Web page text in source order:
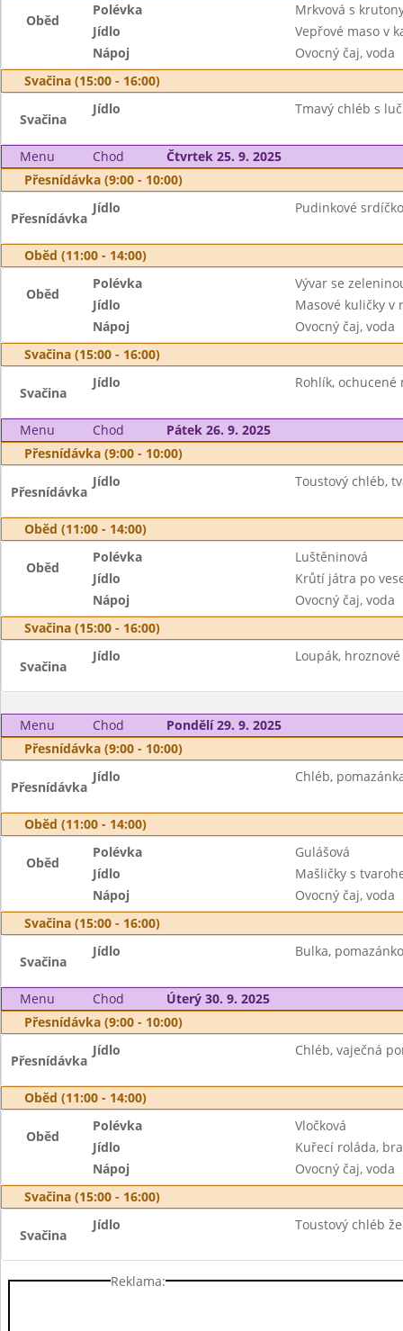
Oběd
Polévka
Mrkvová s
Jídlo
Vepřové maso v
Nápoj
Ovocný čaj, voda
Svačina (15:00 - 16:00)
Svačina
Jídlo Tmavý chléb s
Menu Chod
Čtvrtek 25. 9. 2025
Přesnídávka (9:00 - 10:00)
Přesnídávka
Jídlo Pudinkové
Oběd (11:00 - 14:00)
Oběd
Polévka
Vývar se
Jídlo
Masové kuličky v
Nápoj
Ovocný čaj, voda
Svačina (15:00 - 16:00)
Svačina
Jídlo Rohlík,
Menu Chod
Pátek 26. 9. 2025
Přesnídávka (9:00 - 10:00)
Přesnídávka
Jídlo Toustový chléb,
Oběd (11:00 - 14:00)
Oběd
Polévka
Luštěninová
Jídlo
Krůtí játra po
Nápoj
Ovocný čaj, voda
Svačina (15:00 - 16:00)
Svačina
Jídlo Loupák,
Menu Chod
Pondělí 29. 9. 2025
Přesnídávka (9:00 - 10:00)
Přesnídávka
Jídlo Chléb,
Oběd (11:00 - 14:00)
Oběd
Polévka
Gulášová
Jídlo
Mašličky s
Nápoj
Ovocný čaj, voda
Svačina (15:00 - 16:00)
Svačina
Jídlo Bulka,
Menu Chod
Úterý 30. 9. 2025
Přesnídávka (9:00 - 10:00)
Přesnídávka
Jídlo Chléb, vaječná
Oběd (11:00 - 14:00)
Oběd
Polévka
Vločková
Jídlo
Kuřecí roláda,
Nápoj
Ovocný čaj, voda
Svačina (15:00 - 16:00)
Svačina
Jídlo Toustový chléb
Reklama: